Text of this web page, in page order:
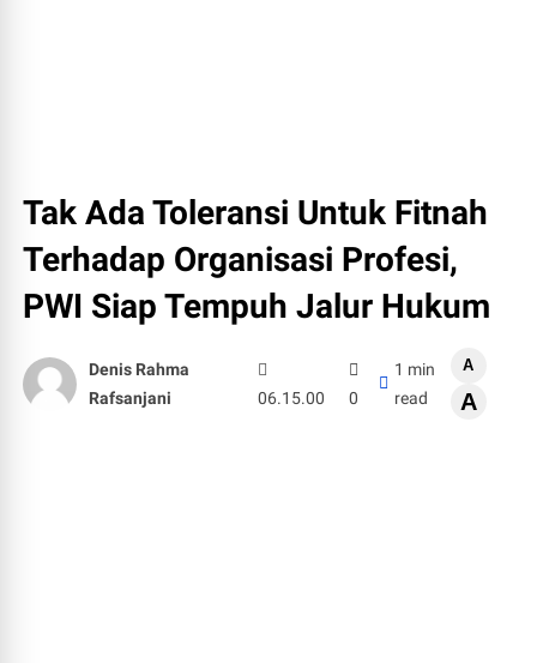
Tak Ada Toleransi Untuk Fitnah
Terhadap Organisasi Profesi,
PWI Siap Tempuh Jalur Hukum
Denis Rahma
Rafsanjani
06.15.00 0
1 min
read
A
A